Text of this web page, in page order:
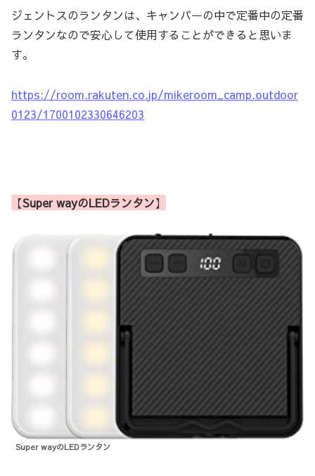
ジェントスのランタンは、キャンパーの中で定番中の定番
ランタンなので安心して使用することができると思いま
す。
https://room.rakuten.co.jp/mikeroom_camp.outdoor
0123/1700102330646203
【Super wayのLEDランタン】
Super wayのLEDランタン